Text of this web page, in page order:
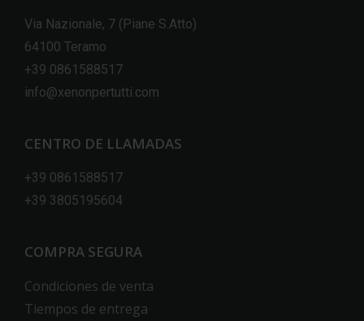
Via Nazionale, 7 (Piane S.Atto)
64100 Teramo
+39 0861588517
info@xenonpertutti.com
CENTRO DE LLAMADAS
+39 0861588517
+39 3805195604
COMPRA SEGURA
Condiciones de venta
Tiempos de entrega